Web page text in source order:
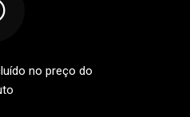
no preço do